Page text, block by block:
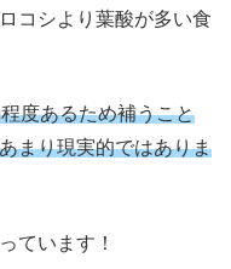
コシより葉酸が多い食
度あるため補うこと
まり現実的ではありま
ています！